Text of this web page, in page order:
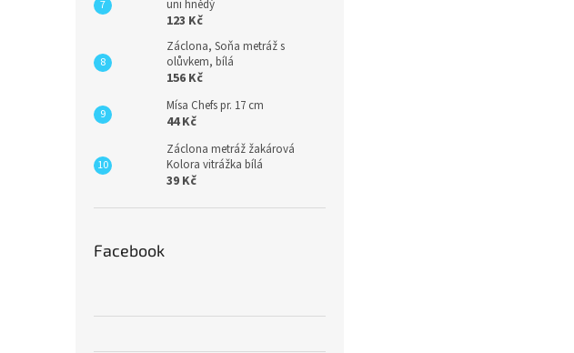
uni hnědý
123 Kč
Záclona, Soňa metráž s
olůvkem, bílá
156 Kč
Mísa Chefs pr. 17 cm
44 Kč
Záclona metráž žakárová
Kolora vitrážka bílá
39 Kč
Facebook